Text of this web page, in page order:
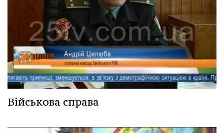
Військова справа